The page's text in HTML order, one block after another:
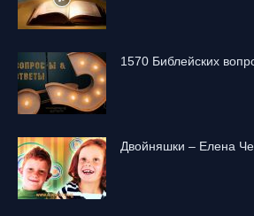
1570 Библейских
Двойняшки – Елена